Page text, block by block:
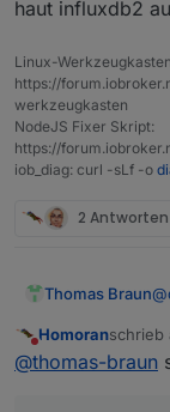
GLOBAL
Mach
EDIT:
Du
haut influxdb2
Linux-
https://
werkzeugkasten
NodeJS Fixer Skript:
https://
iob_diag: curl -sLf -o
2 Antworten
Thomas Braun@
Nicht stören
Homoranschrieb
zuletzt
@thomas-braun